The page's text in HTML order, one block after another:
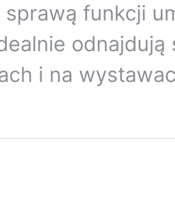
funkcji
i na